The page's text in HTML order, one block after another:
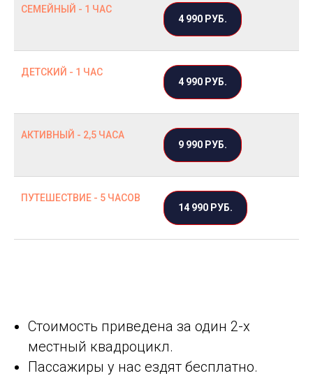
СЕМЕЙНЫЙ - 1 ЧАС
4 990 РУБ.
ДЕТСКИЙ - 1 ЧАС
4 990 РУБ.
АКТИВНЫЙ - 2,5 ЧАСА
9 990 РУБ.
ПУТЕШЕСТВИЕ - 5 ЧАСОВ
14 990 РУБ.
Стоимость приведена за один 2-х
местный квадроцикл.
Пассажиры у нас ездят бесплатно.